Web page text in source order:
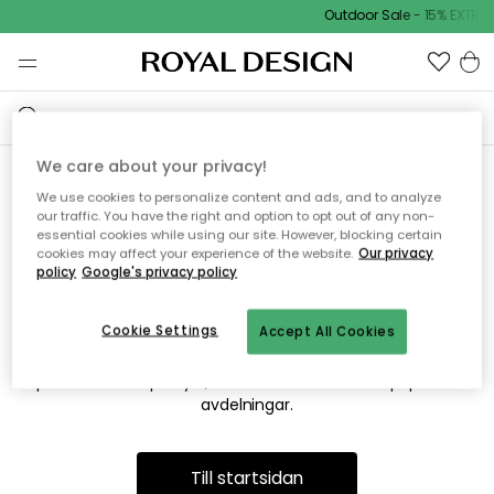
Outdoor Sale - 15%
Vi hittar tyvärr inte sidan du
söker
Detta kan bero på att sidan inte längre finns eller att den har
flyttats. Vi ber om ursäkt för besväret. I menyn ovan kan du
prova att söka på nytt, eller besöka en av våra populära
avdelningar.
Till startsidan
We care about your privacy!
We use cookies to personalize content and ads, and to analyze
our traffic. You have the right and option to opt out of any non-
essential cookies while using our site. However, blocking certain
cookies may affect your experience of the website. Our privacy
policy Google's privacy policy
Accept All Cookies
Cookie Settings